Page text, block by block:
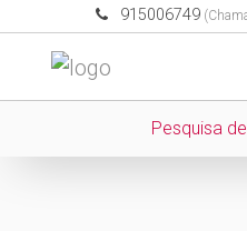
915006749
Pesquisa